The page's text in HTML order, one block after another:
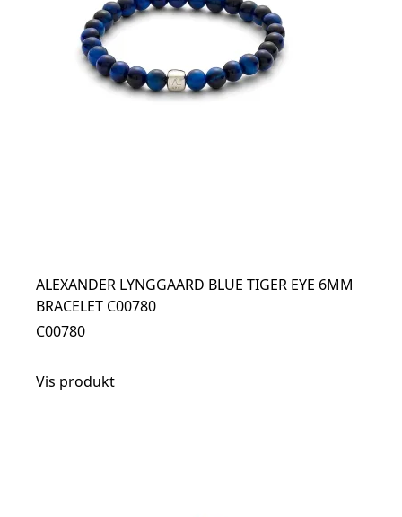
ALEXANDER LYNGGAARD BLUE TIGER EYE 6MM
BRACELET C00780
C00780
Vis produkt